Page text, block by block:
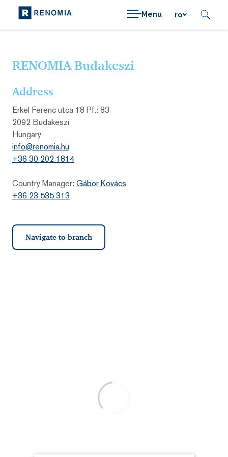
Menu ro
RENOMIA Budakeszi
Address
Erkel Ferenc utca 18 Pf.: 83
2092 Budakeszi
Hungary
info@renomia.hu
+36 30 202 1814
Country Manager: Gábor Kovács
+36 23 535 313
Navigate to branch